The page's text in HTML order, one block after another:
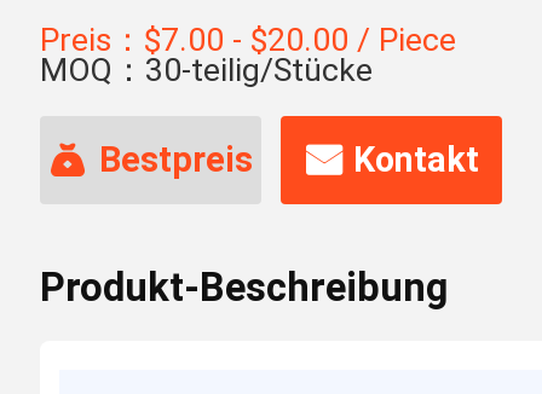
Preis：$7.00 - $20.00 / Piece
MOQ：30-teilig/Stücke
Bestpreis Kontakt
Produkt-Beschreibung